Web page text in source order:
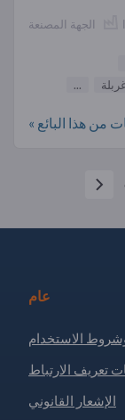
الجهة المصنعة
...
من هذا البائع »
عام
الاستخدام
تعريف الارتباط
الإشعار القانوني